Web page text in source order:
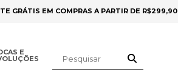
GRÁTIS EM COMPRAS A PARTIR DE R$299,90
E